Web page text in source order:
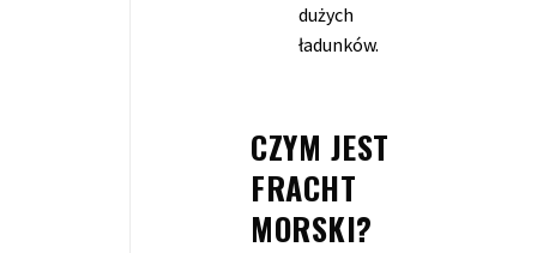
dużych
ładunków.
CZYM JEST
FRACHT
MORSKI?